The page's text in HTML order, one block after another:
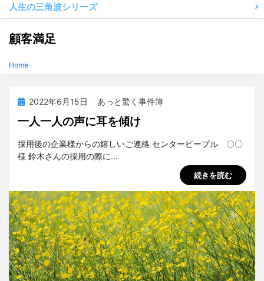
人生の三角波シリーズ
タグ
:
顧客満足
Home
投 2022年6月15日 あっと驚く事件簿
一人一人の声に耳を傾け
投稿者tsuchiya
採用後の企業様からの嬉しいご連絡 センターピープル 〇〇
様 鈴木さんの採用の際に…
続きを読む